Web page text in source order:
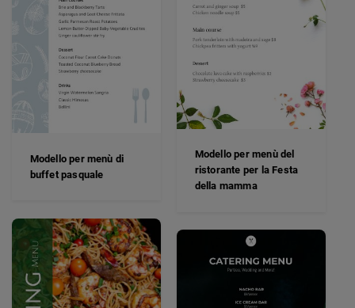
Modello per menù del
ristorante per la Festa
della mamma
Modello per menù di
buffet pasquale